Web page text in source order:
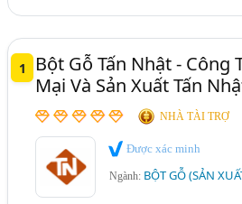
1
Bột Gỗ Tấn Nhật - Công
Mại Và Sản Xuất Tấn
NHÀ TÀI TRỢ
Được xác minh
Ngành: BỘT GỖ (SẢN